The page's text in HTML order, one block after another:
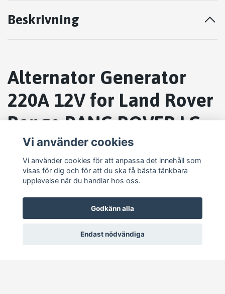
Beskrivning
Alternator Generator
220A 12V for Land Rover
Range RANG ROVER LG
LW LM 104210-6280
Vi använder cookies
Vi använder cookies för att anpassa det innehåll som
visas för dig och för att du ska få bästa tänkbara
upplevelse när du handlar hos oss.
Godkänn alla
Endast nödvändiga